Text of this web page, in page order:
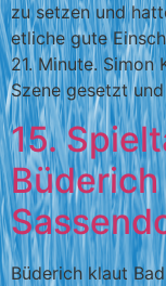
zu setzen und
etliche gute
21. Minute. Simon
Szene gesetzt
15.
Büderich klaut